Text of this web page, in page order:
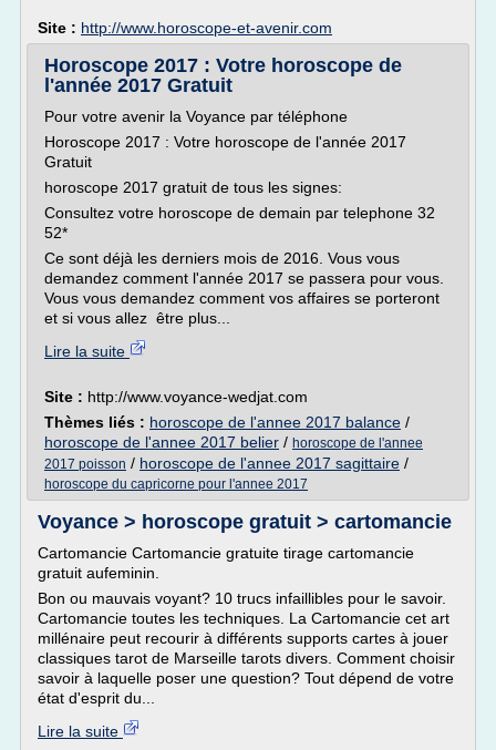
Site : http://www.horoscope-et-avenir.com
Horoscope 2017 : Votre horoscope de
l'année 2017 Gratuit
Pour votre avenir la Voyance par téléphone
Horoscope 2017 : Votre horoscope de l'année 2017
Gratuit
horoscope 2017 gratuit de tous les signes:
Consultez votre horoscope de demain par telephone 32
52*
Ce sont déjà les derniers mois de 2016. Vous vous
demandez comment l'année 2017 se passera pour vous.
Vous vous demandez comment vos affaires se porteront
et si vous allez être plus...
Lire la suite
Site : http://www.voyance-wedjat.com
Thèmes liés : horoscope de l'annee 2017 balance /
horoscope de l'annee 2017 belier / horoscope de l'annee
2017 poisson / horoscope de l'annee 2017 sagittaire /
horoscope du capricorne pour l'annee 2017
Voyance > horoscope gratuit > cartomancie
Cartomancie Cartomancie gratuite tirage cartomancie
gratuit aufeminin.
Bon ou mauvais voyant? 10 trucs infaillibles pour le savoir.
Cartomancie toutes les techniques. La Cartomancie cet art
millénaire peut recourir à différents supports cartes à jouer
classiques tarot de Marseille tarots divers. Comment choisir
savoir à laquelle poser une question? Tout dépend de votre
état d'esprit du...
Lire la suite